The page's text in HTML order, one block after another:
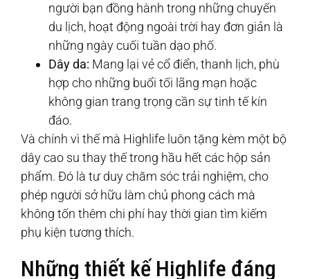
người bạn đồng hành trong những chuyến
du lịch, hoạt động ngoài trời hay đơn giản là
những ngày cuối tuần dạo phố.
Dây da: Mang lại vẻ cổ điển, thanh lịch, phù
hợp cho những buổi tối lãng mạn hoặc
không gian trang trọng cần sự tinh tế kín
đáo.
Và chính vì thế mà Highlife luôn tặng kèm một bộ
dây cao su thay thế trong hầu hết các hộp sản
phẩm. Đó là tư duy chăm sóc trải nghiệm, cho
phép người sở hữu làm chủ phong cách mà
không tốn thêm chi phí hay thời gian tìm kiếm
phụ kiện tương thích.
Những thiết kế Highlife đáng